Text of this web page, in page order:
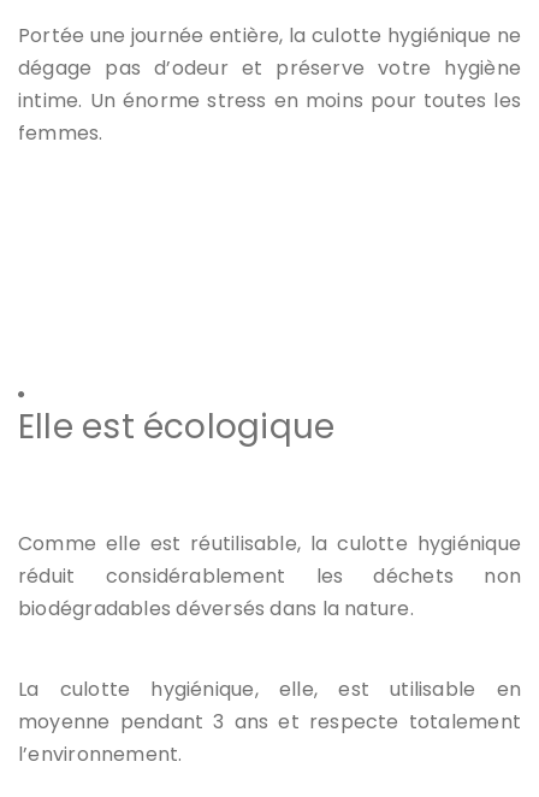
Portée une journée entière, la culotte hygiénique ne
dégage pas d’odeur et préserve votre hygiène
intime. Un énorme stress en moins pour toutes les
femmes.
Elle est écologique
Comme elle est réutilisable, la culotte hygiénique
réduit considérablement les déchets non
biodégradables déversés dans la nature.
La culotte hygiénique, elle, est utilisable en
moyenne pendant 3 ans et respecte totalement
l’environnement.